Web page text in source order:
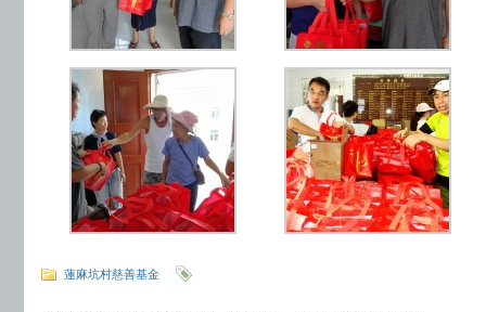
蓮麻坑村慈善基金